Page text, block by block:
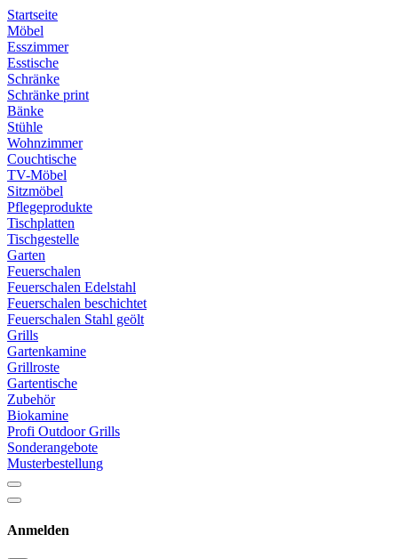
Startseite
Möbel
Esszimmer
Esstische
Schränke
Schränke print
Bänke
Stühle
Wohnzimmer
Couchtische
TV-Möbel
Sitzmöbel
Pflegeprodukte
Tischplatten
Tischgestelle
Garten
Feuerschalen
Feuerschalen Edelstahl
Feuerschalen beschichtet
Feuerschalen Stahl geölt
Grills
Gartenkamine
Grillroste
Gartentische
Zubehör
Biokamine
Profi Outdoor Grills
Sonderangebote
Musterbestellung
Anmelden